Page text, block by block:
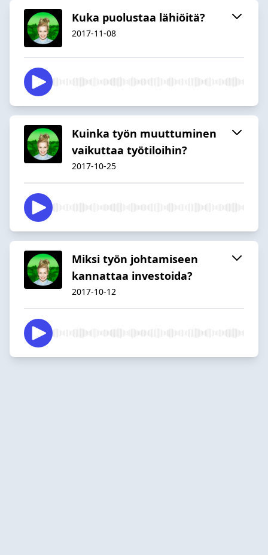
Kuka puolustaa lähiöitä?
2017-11-08
Kuinka työn muuttuminen
vaikuttaa työtiloihin?
2017-10-25
Miksi työn johtamiseen
kannattaa investoida?
2017-10-12